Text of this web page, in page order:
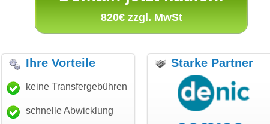
820€ zzgl. MwSt
"Danke für den schnellen
Transfer und guten Service!"
Thomas Schäfer
i can eckert communication GmbH
"Ich bin dankbar, meine
Wunschdomain gefunden zu
haben. Die Domain passt für
Ihre Vorteile
keine Transfergebühren
schnelle Abwicklung
Starke Partner